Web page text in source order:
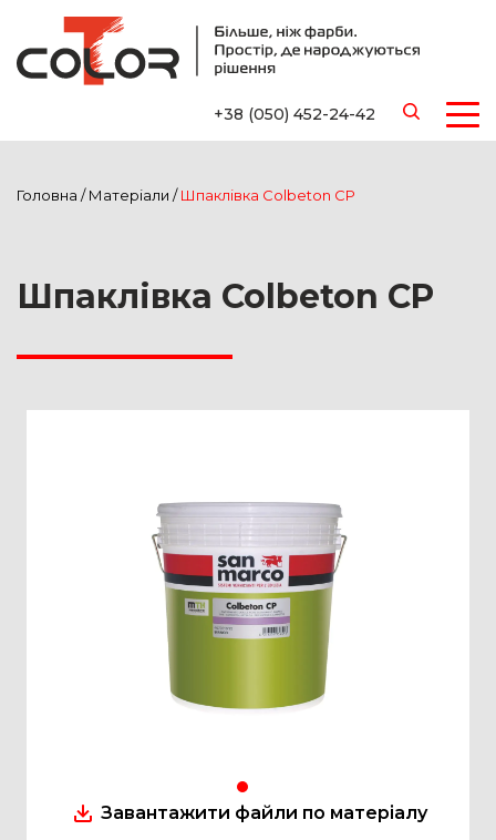
+38 (050) 452-24-42
Головна /Матеріали /Шпаклівка Colbeton CP
Шпаклівка Colbeton CP
Завантажити файли по матеріалу